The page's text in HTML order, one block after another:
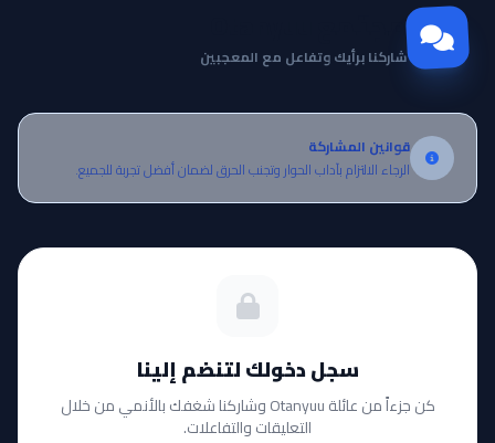
مجتمع Otanyuu
شاركنا برأيك وتفاعل مع المعجبين
قوانين المشاركة
الرجاء الالتزام بآداب الحوار وتجنب الحرق لضمان أفضل تجربة للجميع.
سجل دخولك لتنضم إلينا
كن جزءاً من عائلة Otanyuu وشاركنا شغفك بالأنمي من خلال
التعليقات والتفاعلات.